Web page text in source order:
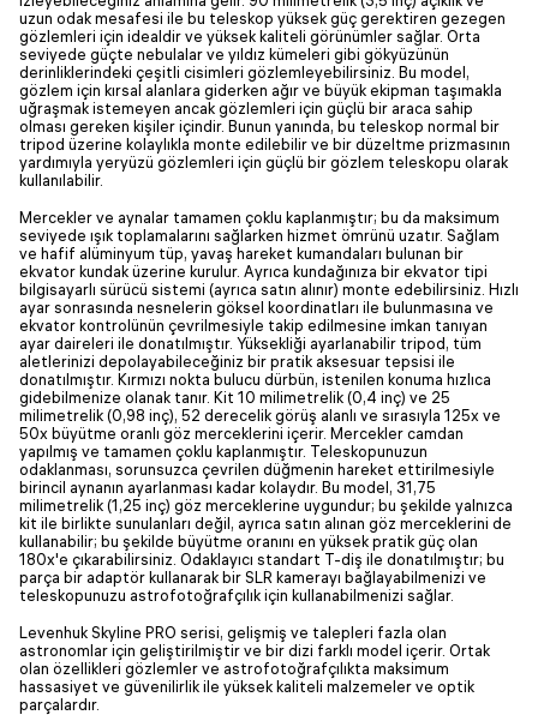
uzun odak mesafesi ile bu teleskop yüksek güç gerektiren gezegen
gözlemleri için idealdir ve yüksek kaliteli görünümler sağlar. Orta
seviyede güçte nebulalar ve yıldız kümeleri gibi gökyüzünün
derinliklerindeki çeşitli cisimleri gözlemleyebilirsiniz. Bu model,
gözlem için kırsal alanlara giderken ağır ve büyük ekipman taşımakla
uğraşmak istemeyen ancak gözlemleri için güçlü bir araca sahip
olması gereken kişiler içindir. Bunun yanında, bu teleskop normal bir
tripod üzerine kolaylıkla monte edilebilir ve bir düzeltme prizmasının
yardımıyla yeryüzü gözlemleri için güçlü bir gözlem teleskopu olarak
kullanılabilir.
Mercekler ve aynalar tamamen çoklu kaplanmıştır; bu da maksimum
seviyede ışık toplamalarını sağlarken hizmet ömrünü uzatır. Sağlam
ve hafif alüminyum tüp, yavaş hareket kumandaları bulunan bir
ekvator kundak üzerine kurulur. Ayrıca kundağınıza bir ekvator tipi
bilgisayarlı sürücü sistemi (ayrıca satın alınır) monte edebilirsiniz. Hızlı
ayar sonrasında nesnelerin göksel koordinatları ile bulunmasına ve
ekvator kontrolünün çevrilmesiyle takip edilmesine imkan tanıyan
ayar daireleri ile donatılmıştır. Yüksekliği ayarlanabilir tripod, tüm
aletlerinizi depolayabileceğiniz bir pratik aksesuar tepsisi ile
donatılmıştır. Kırmızı nokta bulucu dürbün, istenilen konuma hızlıca
gidebilmenize olanak tanır. Kit 10 milimetrelik (0,4 inç) ve 25
milimetrelik (0,98 inç), 52 derecelik görüş alanlı ve sırasıyla 125x ve
50x büyütme oranlı göz merceklerini içerir. Mercekler camdan
yapılmış ve tamamen çoklu kaplanmıştır. Teleskopunuzun
odaklanması, sorunsuzca çevrilen düğmenin hareket ettirilmesiyle
birincil aynanın ayarlanması kadar kolaydır. Bu model, 31,75
milimetrelik (1,25 inç) göz merceklerine uygundur; bu şekilde yalnızca
kit ile birlikte sunulanları değil, ayrıca satın alınan göz merceklerini de
kullanabilir; bu şekilde büyütme oranını en yüksek pratik güç olan
180x'e çıkarabilirsiniz. Odaklayıcı standart T-diş ile donatılmıştır; bu
parça bir adaptör kullanarak bir SLR kamerayı bağlayabilmenizi ve
teleskopunuzu astrofotoğrafçılık için kullanabilmenizi sağlar.
Levenhuk Skyline PRO serisi, gelişmiş ve talepleri fazla olan
astronomlar için geliştirilmiştir ve bir dizi farklı model içerir. Ortak
olan özellikleri gözlemler ve astrofotoğrafçılıkta maksimum
hassasiyet ve güvenilirlik ile yüksek kaliteli malzemeler ve optik
parçalardır.